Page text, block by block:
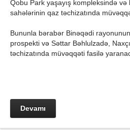
Qobu Park yaşayış kompleksində və
sahələrinin qaz təchizatında
Bununla bərabər Binəqədi
prospekti və Səttar Bəhlulzadə,
təchizatında müvəqqəti fasilə
Devamı